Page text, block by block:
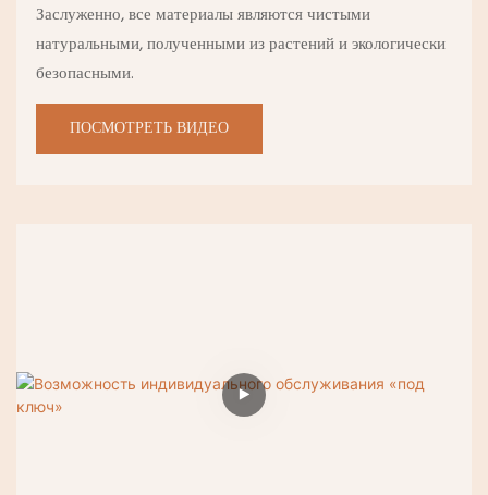
Заслуженно, все материалы являются чистыми
натуральными, полученными из растений и экологически
безопасными.
ПОСМОТРЕТЬ ВИДЕО